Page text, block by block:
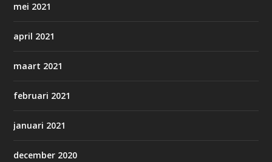
mei 2021
april 2021
maart 2021
februari 2021
januari 2021
december 2020